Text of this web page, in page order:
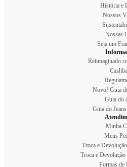
História e
Nossos
Nossas
Seja um
Reiimaginado
Novo! Guia
Guia do
Guia do
Minha
Meus
Troca e
Troca e
Formas de